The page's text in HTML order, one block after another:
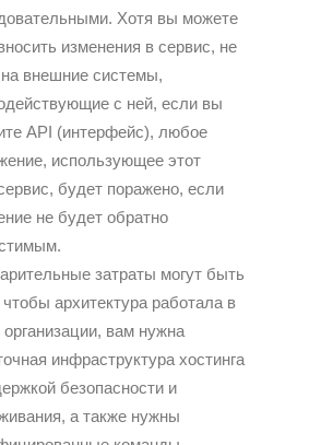
Хотя вы можете
изменения в сервис, не
внешние системы,
с ней, если вы
API (интерфейс), любое
использующее этот
будет поражено, если
не будет обратно
затраты могут быть
архитектура работала в
вам нужна
инфраструктура хостинга
безопасности и
а также нужны